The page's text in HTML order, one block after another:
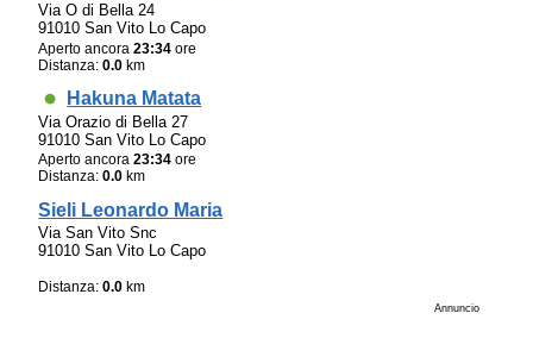
Via O di Bella 24
91010 San Vito Lo Capo
Aperto ancora23:34 ore
Distanza:0.0 km
Hakuna Matata
Via Orazio di Bella 27
91010 San Vito Lo Capo
Aperto ancora23:34 ore
Distanza:0.0 km
Sieli Leonardo Maria
Via San Vito Snc
91010 San Vito Lo Capo
Distanza:0.0 km
Annuncio